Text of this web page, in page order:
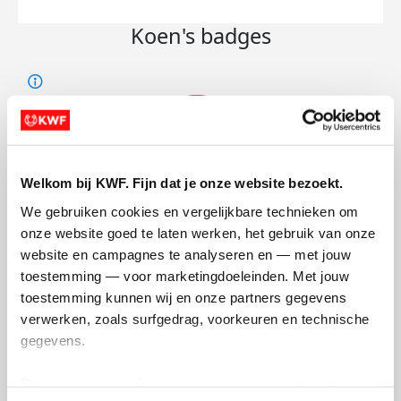
Welkom bij KWF. Fijn dat je onze website bezoekt.
We gebruiken cookies en vergelijkbare technieken om
onze website goed te laten werken, het gebruik van onze
website en campagnes te analyseren en — met jouw
toestemming — voor marketingdoeleinden. Met jouw
toestemming kunnen wij en onze partners gegevens
verwerken, zoals surfgedrag, voorkeuren en technische
gegevens.
Koen's badges